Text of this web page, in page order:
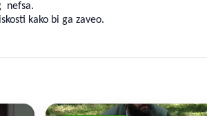
nefsa.
kako bi ga zaveo.